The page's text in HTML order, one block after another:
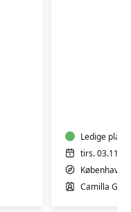
6
mdr.
Ledige
tirs.
København K
Camilla